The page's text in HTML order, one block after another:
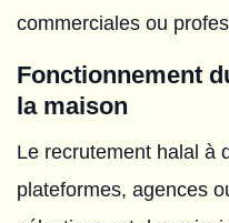
commerciales ou
Fonctionnement
la maison
Le recrutement halal à
plateformes, agences